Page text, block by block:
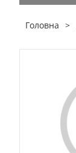
Головна